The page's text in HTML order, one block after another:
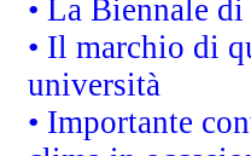
• La Biennale
• Il marchio di
università
• Importante